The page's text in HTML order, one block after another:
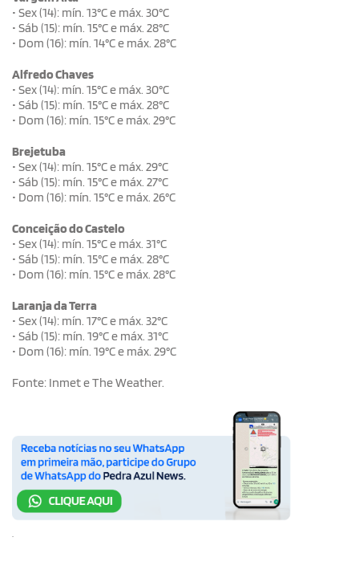
• Sex (14): mín. 13°C e máx. 30°C
• Sáb (15): mín. 15°C e máx. 28°C
• Dom (16): mín. 14°C e máx. 28°C
Alfredo Chaves
• Sex (14): mín. 15°C e máx. 30°C
• Sáb (15): mín. 15°C e máx. 28°C
• Dom (16): mín. 15°C e máx. 29°C
Brejetuba
• Sex (14): mín. 15°C e máx. 29°C
• Sáb (15): mín. 15°C e máx. 27°C
• Dom (16): mín. 15°C e máx. 26°C
Conceição do Castelo
• Sex (14): mín. 15°C e máx. 31°C
• Sáb (15): mín. 15°C e máx. 28°C
• Dom (16): mín. 15°C e máx. 28°C
Laranja da Terra
• Sex (14): mín. 17°C e máx. 32°C
• Sáb (15): mín. 19°C e máx. 31°C
• Dom (16): mín. 19°C e máx. 29°C
Fonte: Inmet e The Weather.
.